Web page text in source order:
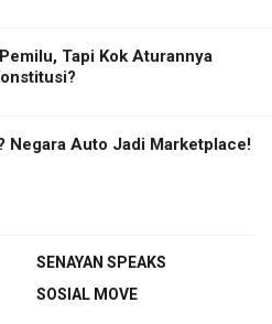
Tapi Kok Aturannya
Negara Auto Jadi Marketplace!
SENAYAN SPEAKS
SOSIAL MOVE